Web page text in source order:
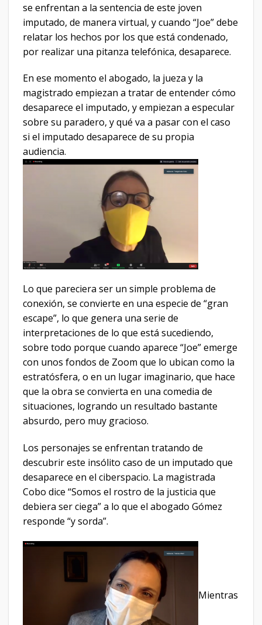
se enfrentan a la sentencia de este joven
imputado, de manera virtual, y cuando “Joe” debe
relatar los hechos por los que está condenado,
por realizar una pitanza telefónica, desaparece.
En ese momento el abogado, la jueza y la
magistrado empiezan a tratar de entender cómo
desaparece el imputado, y empiezan a especular
sobre su paradero, y qué va a pasar con el caso
si el imputado desaparece de su propia
audiencia.
Lo que pareciera ser un simple problema de
conexión, se convierte en una especie de “gran
escape”, lo que genera una serie de
interpretaciones de lo que está sucediendo,
sobre todo porque cuando aparece “Joe” emerge
con unos fondos de Zoom que lo ubican como la
estratósfera, o en un lugar imaginario, que hace
que la obra se convierta en una comedia de
situaciones, logrando un resultado bastante
absurdo, pero muy gracioso.
Los personajes se enfrentan tratando de
descubrir este insólito caso de un imputado que
desaparece en el ciberspacio. La magistrada
Cobo dice “Somos el rostro de la justicia que
debiera ser ciega” a lo que el abogado Gómez
responde “y sorda”.
Mientras